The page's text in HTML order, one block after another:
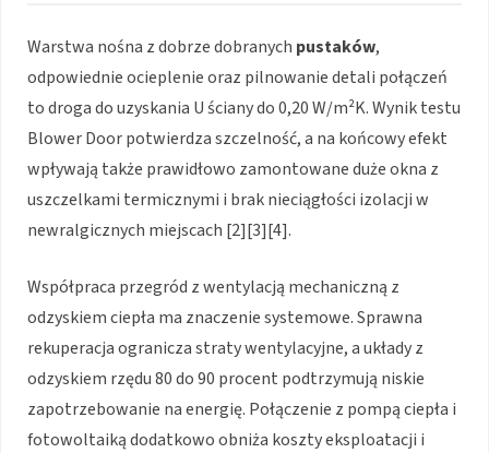
Warstwa nośna z dobrze dobranych pustaków,
odpowiednie ocieplenie oraz pilnowanie detali połączeń
to droga do uzyskania U ściany do 0,20 W/m²K. Wynik testu
Blower Door potwierdza szczelność, a na końcowy efekt
wpływają także prawidłowo zamontowane duże okna z
uszczelkami termicznymi i brak nieciągłości izolacji w
newralgicznych miejscach [2][3][4].
Współpraca przegród z wentylacją mechaniczną z
odzyskiem ciepła ma znaczenie systemowe. Sprawna
rekuperacja ogranicza straty wentylacyjne, a układy z
odzyskiem rzędu 80 do 90 procent podtrzymują niskie
zapotrzebowanie na energię. Połączenie z pompą ciepła i
fotowoltaiką dodatkowo obniża koszty eksploatacji i